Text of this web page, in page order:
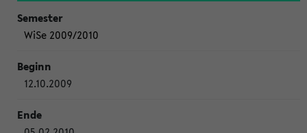
WiSe 2009/2010
12.10.2009